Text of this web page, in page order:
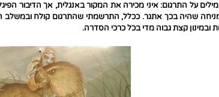
על התרגום: איני מכירה את המקור באנגלית, אך הדיבור
מניחה שהיה בכך אתגר. ככלל, התרשמתי שהתרגום קולח ובמשלב
ובמינון קצת גבוה מדי בכל כרכי הסדרה.